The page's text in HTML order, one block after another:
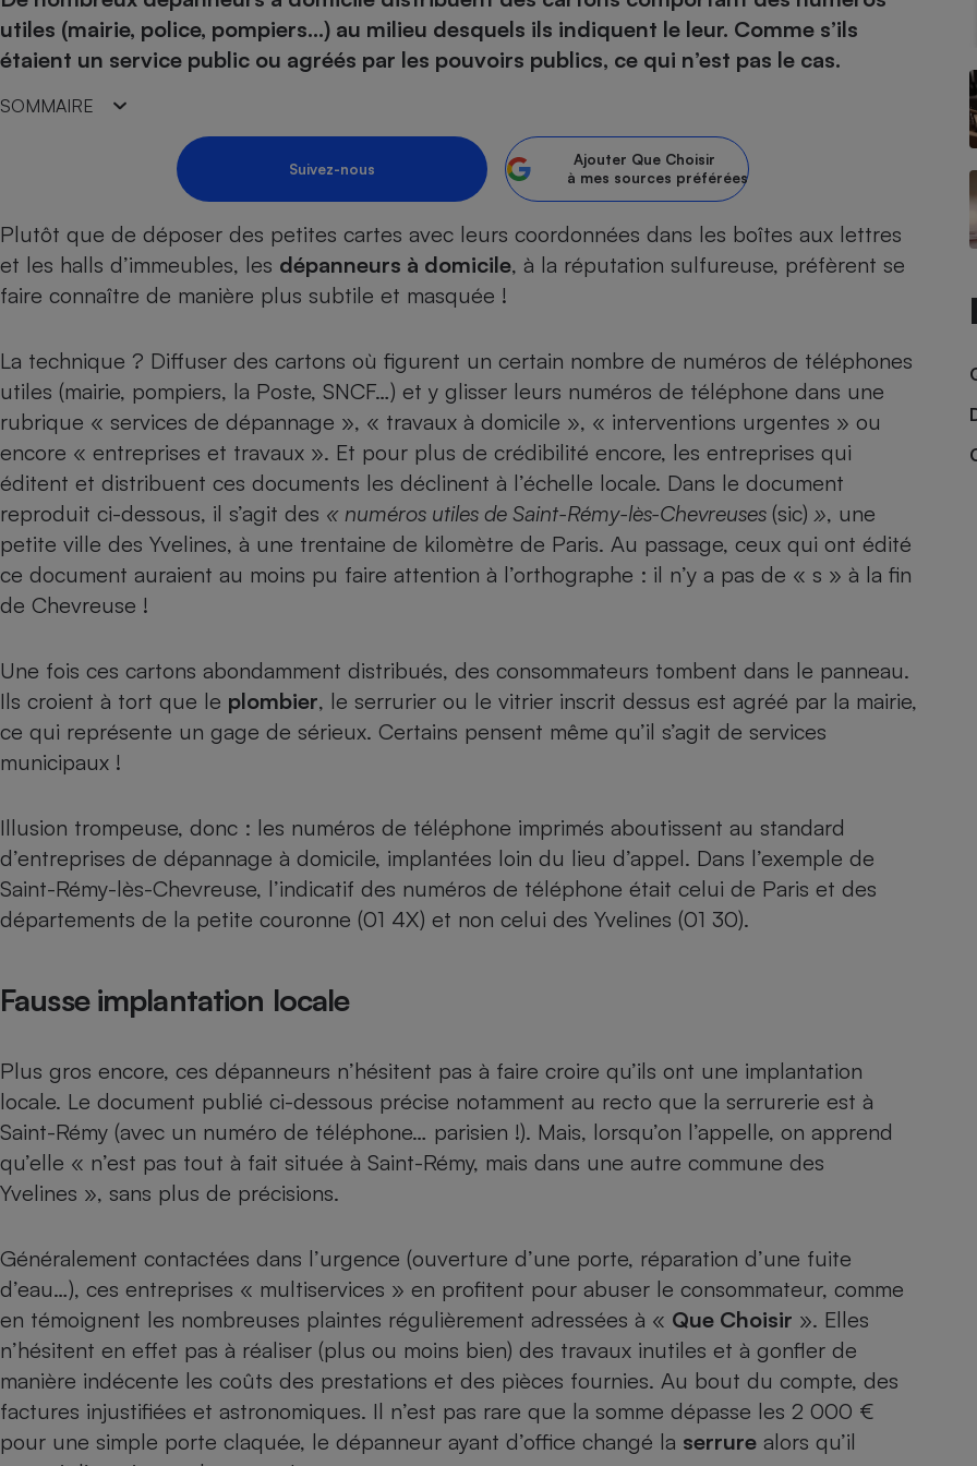
utiles (mairie, police, pompiers…) au milieu desquels ils indiquent le leur. Comme s’ils
étaient un service public ou agréés par les pouvoirs publics, ce qui n’est pas le cas.
SOMMAIRE
Suivez-nous
Ajouter Que Choisir
à mes sources préférées
Plutôt que de déposer des petites cartes avec leurs coordonnées dans les boîtes aux lettres
et les halls d’immeubles, les dépanneurs à domicile, à la réputation sulfureuse, préfèrent se
faire connaître de manière plus subtile et masquée !
La technique ? Diffuser des cartons où figurent un certain nombre de numéros de téléphones
utiles (mairie, pompiers, la Poste, SNCF…) et y glisser leurs numéros de téléphone dans une
rubrique « services de dépannage », « travaux à domicile », « interventions urgentes » ou
encore « entreprises et travaux ». Et pour plus de crédibilité encore, les entreprises qui
éditent et distribuent ces documents les déclinent à l’échelle locale. Dans le document
reproduit ci-dessous, il s’agit des « numéros utiles de Saint-Rémy-lès-Chevreuses (sic) », une
petite ville des Yvelines, à une trentaine de kilomètre de Paris. Au passage, ceux qui ont édité
ce document auraient au moins pu faire attention à l’orthographe : il n’y a pas de « s » à la fin
de Chevreuse !
Une fois ces cartons abondamment distribués, des consommateurs tombent dans le panneau.
Ils croient à tort que le plombier, le serrurier ou le vitrier inscrit dessus est agréé par la mairie,
ce qui représente un gage de sérieux. Certains pensent même qu’il s’agit de services
municipaux !
Illusion trompeuse, donc : les numéros de téléphone imprimés aboutissent au standard
d’entreprises de dépannage à domicile, implantées loin du lieu d’appel. Dans l’exemple de
Saint-Rémy-lès-Chevreuse, l’indicatif des numéros de téléphone était celui de Paris et des
départements de la petite couronne (01 4X) et non celui des Yvelines (01 30).
Fausse implantation locale
Plus gros encore, ces dépanneurs n’hésitent pas à faire croire qu’ils ont une implantation
locale. Le document publié ci-dessous précise notamment au recto que la serrurerie est à
Saint-Rémy (avec un numéro de téléphone… parisien !). Mais, lorsqu’on l’appelle, on apprend
qu’elle « n’est pas tout à fait située à Saint-Rémy, mais dans une autre commune des
Yvelines », sans plus de précisions.
Généralement contactées dans l’urgence (ouverture d’une porte, réparation d’une fuite
d’eau…), ces entreprises « multiservices » en profitent pour abuser le consommateur, comme
en témoignent les nombreuses plaintes régulièrement adressées à « Que Choisir ». Elles
n’hésitent en effet pas à réaliser (plus ou moins bien) des travaux inutiles et à gonfler de
manière indécente les coûts des prestations et des pièces fournies. Au bout du compte, des
factures injustifiées et astronomiques. Il n’est pas rare que la somme dépasse les 2 000 €
pour une simple porte claquée, le dépanneur ayant d’office changé la serrure alors qu’il
Nutrition
Produit alimentaire
Supermarché - Drive
Circuits courts et
alimentation locale
Assurance
Mutuelle Banque en ligne
Assurance auto
Carburant
Comparateur auto
Supermarché - Drive
Comparatif sèche-linge
Comparatif réfrigérateur-congélateur
Comparatif plaque à induction
Comparatif hotte aspirante
Comparatif climatiseur mobile
Comparatif aspirateur traîneau
Comparatif cafetière automatique
Comparatif robot cuiseur
Comparatif centrale vapeur
Gros électroménager
Petit électroménager - Ustensile
Lave-linge Lave-vaisselle
Plaque de cuisson à
induction
Four encastrable
Climatiseur -
Ventilateur
Aspirateur
Électricité - Gaz
Comparatif smartphone
Comparatif casque audio
Comparatif barre de son
Comparatif imprimante multifonction
Comparatif ordinateur portable
Comparatif tablette tactile
Image et son
Informatique
Internet
Téléphonie
Téléviseur Ordinateur portable
Smartphone
numérique
Antivirus
Comparatif nettoyeur haute
pression
Comparatif tondeuse robot
Comparatif poêle à granulés
Comparatif radiateur électrique
Bricolage - Jardinage
Chauffage
Produit d'entretien
Sécurité domestique
Radiateur électrique
Comparateur mutuelle
Comparateur des devis d’opticiens
Hygiène - Beauté
Système de santé - Complémentaire santé
Antimoustique Crème solaire
Maison de retraite
Obsèques - Pompes
funèbres
Retraite
Puériculture - Produit
Choisir son pellet
Comparateur assurance emprunteur
Energie Moins Chère Ensemble
Toutes les cartes interactives
Speedtest - Testez le débit de votre
connexion Internet
nous ?